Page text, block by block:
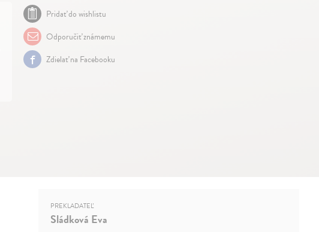
Pridať do wishlistu
Odporučiť známemu
Zdielať na Facebooku
PREKLADATEĽ
Sládková Eva